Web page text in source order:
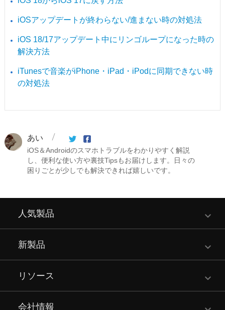
iOSアップデートが終わらない/進まない時の対処法
iOS 18/17アップデート中にリンゴループになった時の
解決方法
iTunesで音楽がiPhone・iPad・iPodに同期できない時
の対処法
あい
iOS＆Androidのスマホトラブルをわかりやすく解説
し、便利な使い方や裏技Tipsもお届けします。日々の
困りごとが少しでも解決できれば嬉しいです。
人気製品
新製品
リソース
会社情報